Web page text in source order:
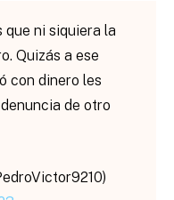
que ni siquiera la
Quizás a ese
con dinero les
de otro